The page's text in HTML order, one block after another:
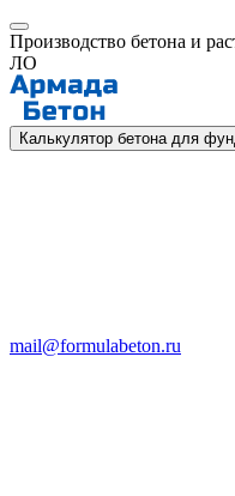
Производство бетона и
ЛО
Калькулятор бетона
mail@formulabeton.ru